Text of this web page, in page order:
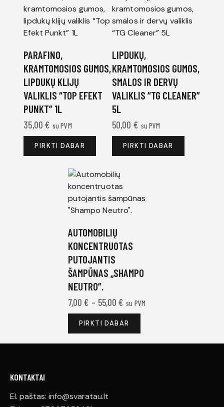
PARAFINO,
KRAMTOMOSIOS GUMOS,
LIPDUKŲ KLIJŲ
VALIKLIS “TOP EFEKT
PUNKT” 1L
35,00 € su PVM
PIRKTI DABAR
LIPDUKŲ,
KRAMTOMOSIOS GUMOS,
SMALOS IR DERVŲ
VALIKLIS “TG CLEANER”
5L
50,00 € su PVM
PIRKTI DABAR
AUTOMOBILIŲ
KONCENTRUOTAS
PUTOJANTIS
ŠAMPŪNAS „SHAMPO
NEUTRO”.
7,00€ – 55,00€ su PVM
PIRKTI DABAR
KONTAKTAI
El. paštas: info@svaratau.lt